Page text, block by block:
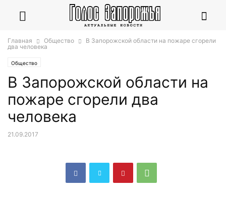
Главная Общество
В Запорожской области на пожаре сгорели
два человека
Общество
В Запорожской области на
пожаре сгорели два
человека
21.09.2017